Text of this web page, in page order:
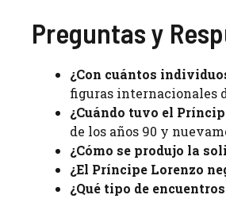
Preguntas y
¿Con cuántos
figuras internacionales
¿Cuándo tuvo el
de los años 90 y
¿Cómo se produjo la
¿El Príncipe Lorenzo
¿Qué tipo de